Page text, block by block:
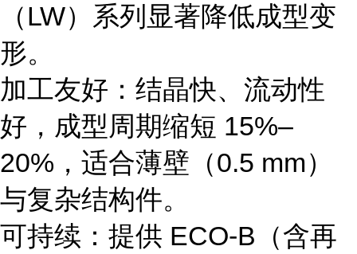
（LW）系列显著降低成型变
形。
加工友好 ：结晶快、流动性
好，成型周期缩短 15%–
20%，适合薄壁（0.5 mm）
与复杂结构件。
可持续 ：提供 ECO-B（含再